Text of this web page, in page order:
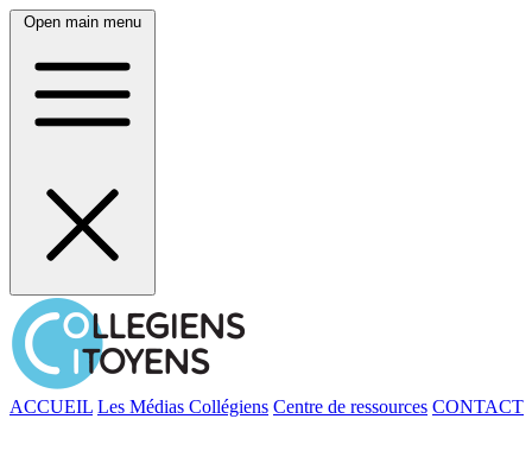
Open main menu
ACCUEIL Les Médias Collégiens Centre de ressources CONTACT